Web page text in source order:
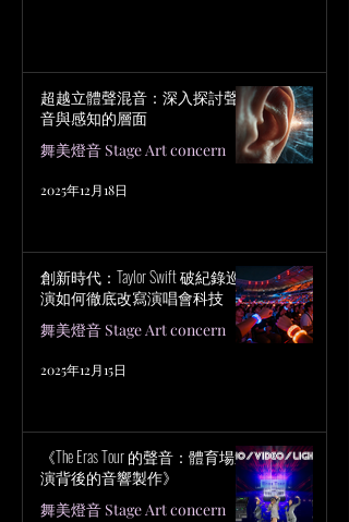
超越立體聲混音：深入探討聲
音與感知的層面
舞美燈音 Stage Art concern
2025年12月18日
創新時代：Taylor Swift 破紀錄巡
演如何徹底改寫演唱會科技
舞美燈音 Stage Art concern
2025年12月15日
《The Eras Tour 的聲音：體育場巡
演背後的音響製作》
舞美燈音 Stage Art concern